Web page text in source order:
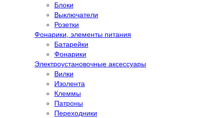
Блоки
Выключатели
Розетки
Фонарики, элементы питания
Батарейки
Фонарики
Электроустановочные аксессуары
Вилки
Изолента
Клеммы
Патроны
Переходники